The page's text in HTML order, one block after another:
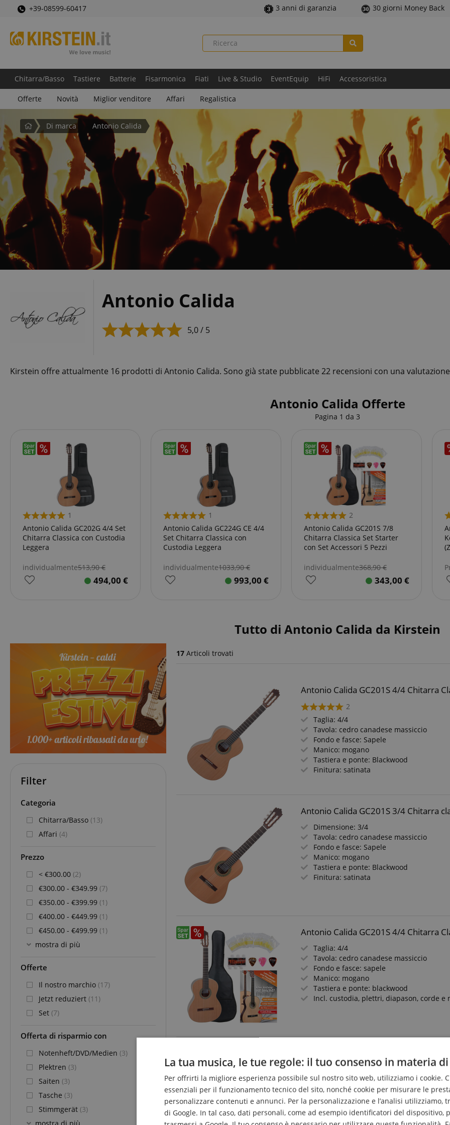
+39-08599-60417 3 anni di garanzia 30 giorni Money Back
Chitarra/Basso Tastiere Batterie Fisarmonica Fiati Live & Studio EventEquip HiFi Accessoristica
Offerte Novità Miglior venditore Affari Regalistica
Pagina
iniziale
Di marca Antonio Calida
Antonio Calida
5,0 / 5
Kirstein offre attualmente 16 prodotti di Antonio Calida. Sono già state pubblicate 22 recensioni con una
Antonio Calida Offerte
Pagina 1 da 3
1
Antonio Calida GC202G 4/4 Set
Chitarra Classica con Custodia
Leggera
individualmente513,90€
494,00 €
1
Antonio Calida GC224G CE 4/4
Set Chitarra Classica con
Custodia Leggera
individualmente1033,90€
993,00 €
2
Antonio Calida GC201S 7/8
Chitarra Classica Set Starter
con Set Accessori 5 Pezzi
individualmente368,90€
343,00 €
Tutto di Antonio Calida da Kirstein
Filter
Categoria
Chitarra/Basso (13)
Affari (4)
Prezzo
< €300.00 (2)
€300.00 - €349.99 (7)
€350.00 - €399.99 (1)
€400.00 - €449.99 (1)
€450.00 - €499.99 (1)
mostra di più
Offerte
Il nostro marchio (17)
Jetzt reduziert (11)
Set (7)
Offerta di risparmio con
Notenheft/DVD/Medien (3)
Plektren (3)
Saiten (3)
Tasche (3)
Stimmgerät (3)
mostra di più
17 Articoli trovati
Antonio Calida GC201S 4/4 Chitarra
2
Taglia: 4/4
Tavola: cedro canadese massiccio
Fondo e fasce: Sapele
Manico: mogano
Tastiera e ponte: Blackwood
Finitura: satinata
Antonio Calida GC201S 3/4 Chitarra
Dimensione: 3/4
Tavola: cedro canadese massiccio
Fondo e fasce: Sapele
Manico: mogano
Tastiera e ponte: Blackwood
Finitura: satinata
Antonio Calida GC201S 4/4 Chitarra
Taglia: 4/4
Tavola: cedro canadese massiccio
Fondo e fasce: sapele
Manico: mogano
Tastiera e ponte: blackwood
Incl. custodia, plettri, diapason, corde e
Taglia: 3/4
Top: cedro canadese massello
Fondo e fasce: sapele
Manico: mogano
Tastiera e ponte: blackwood
Incl. custodia, plettri, diapason, corde e
La tua musica, le tue regole: il tuo consenso in materia
Per offrirti la migliore esperienza possibile sul nostro sito web, utilizziamo i cookie.
essenziali per il funzionamento tecnico del sito, nonché cookie per misurare le
personalizzare contenuti e annunci. Per la personalizzazione e l’analisi utilizziamo,
di Google. In tal caso, dati personali, come ad esempio identificatori del dispositivo,